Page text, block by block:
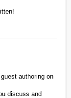
authoring on
discuss and